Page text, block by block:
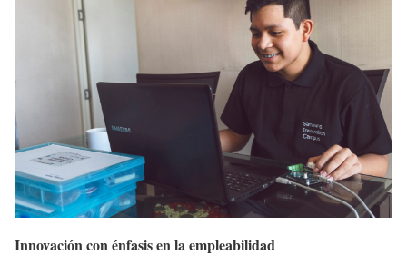
Innovación con énfasis en la empleabilidad